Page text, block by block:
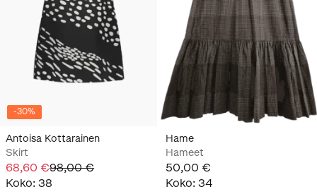
-30%
Antoisa Kottarainen
Skirt
68,60 €98,00 €
Koko: 38
Hame
Hameet
50,00 €
Koko: 34